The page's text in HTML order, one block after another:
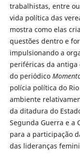
trabalhistas, entre
vida política das
mostra como elas
questões dentro e
impulsionando a
periféricas da antiga
do periódico
polícia política do
ambiente
da ditadura do
Segunda Guerra e a
para a participação
das lideranças